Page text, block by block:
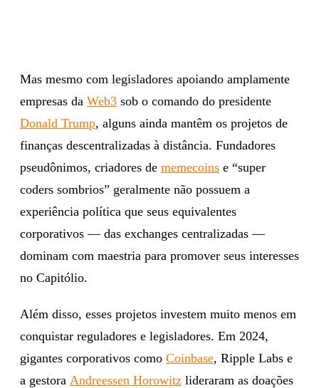
Mas mesmo com legisladores apoiando amplamente
empresas da Web3 sob o comando do presidente
Donald Trump, alguns ainda mantêm os projetos de
finanças descentralizadas à distância. Fundadores
pseudônimos, criadores de memecoins e “super
coders sombrios” geralmente não possuem a
experiência política que seus equivalentes
corporativos — das exchanges centralizadas —
dominam com maestria para promover seus interesses
no Capitólio.
Além disso, esses projetos investem muito menos em
conquistar reguladores e legisladores. Em 2024,
gigantes corporativos como Coinbase, Ripple Labs e
a gestora Andreessen Horowitz lideraram as doações